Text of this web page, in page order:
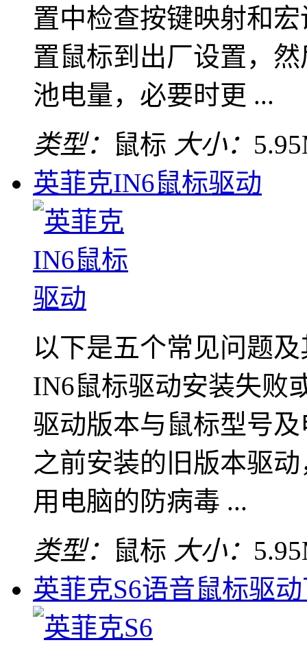
置中检查按键映射和
置鼠标到出厂设置，
池电量，必要时更 ...
类型： 鼠标 大小：
英菲克IN6鼠标驱动
以下是五个常见问题
IN6鼠标驱动安装失败
驱动版本与鼠标型号
之前安装的旧版本驱
用电脑的防病毒 ...
类型： 鼠标 大小：
英菲克S6语音鼠标驱